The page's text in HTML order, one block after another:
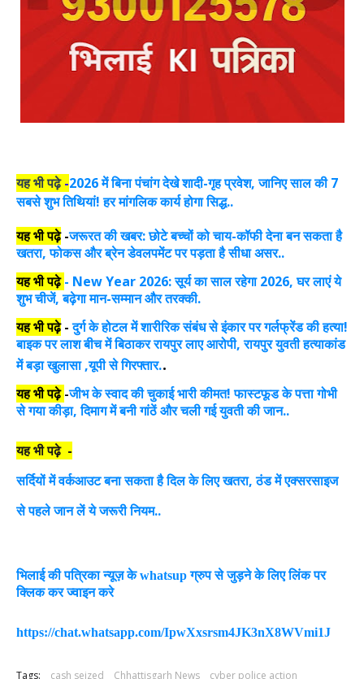
यह भी पढ़े-2026 में बिना पंचांग देखे शादी-गृह प्रवेश, जानिए साल की 7
सबसे शुभ तिथियां! हर मांगलिक कार्य होगा सिद्ध..
यह भी पढ़े-जरूरत की खबर: छोटे बच्चों को चाय-कॉफी देना बन सकता है
खतरा, फोकस और ब्रेन डेवलपमेंट पर पड़ता है सीधा असर..
यह भी पढ़े- New Year 2026: सूर्य का साल रहेगा 2026, घर लाएं ये
शुभ चीजें, बढ़ेगा मान-सम्मान और तरक्की.
यह भी पढ़े-दुर्ग के होटल में शारीरिक संबंध से इंकार पर गर्लफ्रेंड की हत्या!
बाइक पर लाश बीच में बिठाकर रायपुर लाए आरोपी, रायपुर युवती हत्याकांड
में बड़ा खुलासा ,यूपी से गिरफ्तार..
यह भी पढ़े -जीभ के स्वाद की चुकाई भारी कीमत! फास्टफूड के पत्ता गोभी
से गया कीड़ा, दिमाग में बनी गांठें और चली गई युवती की जान..
यह भी पढ़े -
सर्दियों में वर्कआउट बना सकता है दिल के लिए खतरा, ठंड में एक्सरसाइज
से पहले जान लें ये जरूरी नियम..
भिलाई की पत्रिका न्यूज़ के whatsup ग्रुप से जुड़ने के लिए लिंक पर
क्लिक कर ज्वाइन करे
https://chat.whatsapp.com/IpwXxsrsm4JK3nX8WVmi1J
Tags: cash seized Chhattisgarh News cyber police action